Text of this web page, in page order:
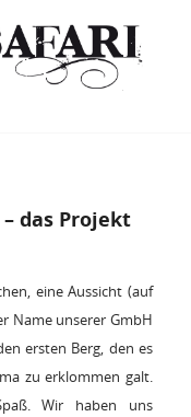
das Projekt
eine Aussicht (auf
Name unserer GmbH
ersten Berg, den es
zu erklommen galt.
Wir haben uns